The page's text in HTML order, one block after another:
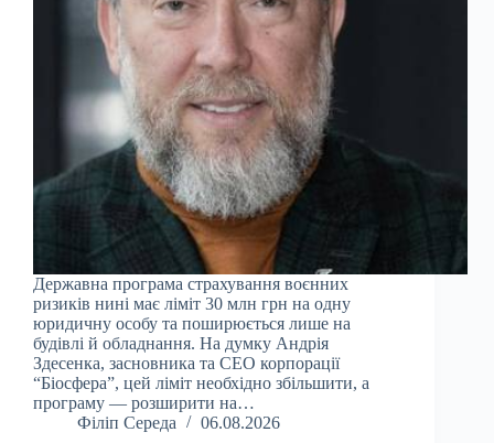
Державна програма страхування воєнних
ризиків нині має ліміт 30 млн грн на одну
юридичну особу та поширюється лише на
будівлі й обладнання. На думку Андрія
Здесенка, засновника та CEO корпорації
“Біосфера”, цей ліміт необхідно збільшити, а
програму — розширити на…
Філіп Середа
06.08.2026